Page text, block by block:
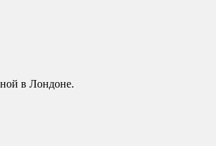
в Лондоне.